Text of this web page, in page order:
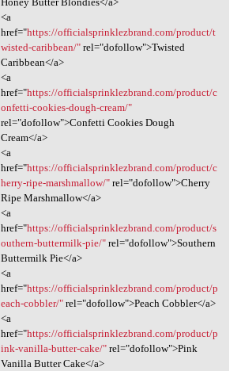
<a
href="https://officialsprinklezbrand.com/product/t
wisted-caribbean/"rel="dofollow">Twisted
Caribbean</a>
<a
href="https://officialsprinklezbrand.com/product/c
onfetti-cookies-dough-cream/"
rel="dofollow">Confetti Cookies Dough
Cream</a>
<a
href="https://officialsprinklezbrand.com/product/c
herry-ripe-marshmallow/"rel="dofollow">Cherry
Ripe Marshmallow</a>
<a
href="https://officialsprinklezbrand.com/product/s
outhern-buttermilk-pie/"rel="dofollow">Southern
Buttermilk Pie</a>
<a
href="https://officialsprinklezbrand.com/product/p
each-cobbler/"rel="dofollow">Peach Cobbler</a>
<a
href="https://officialsprinklezbrand.com/product/p
ink-vanilla-butter-cake/"rel="dofollow">Pink
Vanilla Butter Cake</a>